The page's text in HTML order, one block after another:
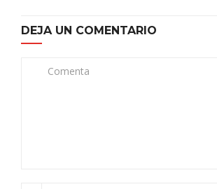
DEJA UN COMENTARIO
Comenta